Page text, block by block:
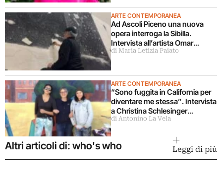
ARTE CONTEMPORANEA
Ad Ascoli Piceno una nuova
opera interroga la Sibilla.
Intervista all’artista Omar
Galliani
di Maria Letizia Paiato
ARTE CONTEMPORANEA
“Sono fuggita in California per
diventare me stessa”. Intervista
a Christina Schlesinger
delle Guerrilla Girls
di Antonino La Vela
Altri articoli di: who's who Leggi di più